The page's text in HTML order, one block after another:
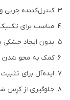
کنترل‌کننده چربی
مناسب برای
بدون ایجاد
کمک به محو شدن
ایده‌آل برای
جلوگیری از کِرِس